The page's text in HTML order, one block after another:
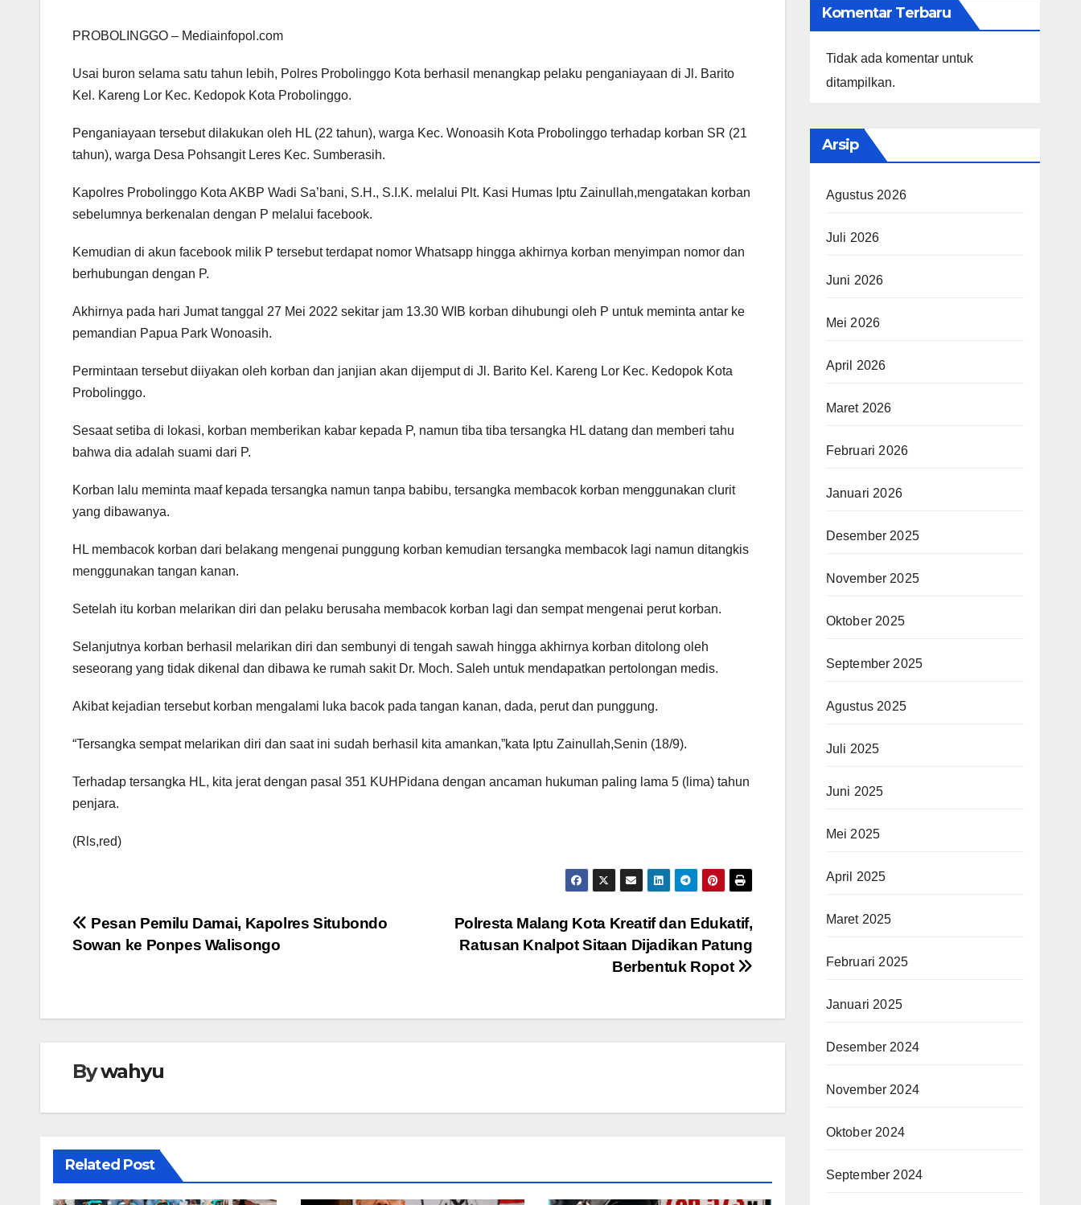
PROBOLINGGO – Mediainfopol.com
Usai buron selama satu tahun lebih, Polres Probolinggo Kota berhasil menangkap pelaku penganiayaan di Jl. Barito
Kel. Kareng Lor Kec. Kedopok Kota Probolinggo.
Penganiayaan tersebut dilakukan oleh HL (22 tahun), warga Kec. Wonoasih Kota Probolinggo terhadap korban SR (21
tahun), warga Desa Pohsangit Leres Kec. Sumberasih.
Kapolres Probolinggo Kota AKBP Wadi Sa’bani, S.H., S.I.K. melalui Plt. Kasi Humas Iptu Zainullah,mengatakan korban
sebelumnya berkenalan dengan P melalui facebook.
Kemudian di akun facebook milik P tersebut terdapat nomor Whatsapp hingga akhirnya korban menyimpan nomor dan
berhubungan dengan P.
Akhirnya pada hari Jumat tanggal 27 Mei 2022 sekitar jam 13.30 WIB korban dihubungi oleh P untuk meminta antar ke
pemandian Papua Park Wonoasih.
Permintaan tersebut diiyakan oleh korban dan janjian akan dijemput di Jl. Barito Kel. Kareng Lor Kec. Kedopok Kota
Probolinggo.
Sesaat setiba di lokasi, korban memberikan kabar kepada P, namun tiba tiba tersangka HL datang dan memberi tahu
bahwa dia adalah suami dari P.
Korban lalu meminta maaf kepada tersangka namun tanpa babibu, tersangka membacok korban menggunakan clurit
yang dibawanya.
HL membacok korban dari belakang mengenai punggung korban kemudian tersangka membacok lagi namun ditangkis
menggunakan tangan kanan.
Setelah itu korban melarikan diri dan pelaku berusaha membacok korban lagi dan sempat mengenai perut korban.
Selanjutnya korban berhasil melarikan diri dan sembunyi di tengah sawah hingga akhirnya korban ditolong oleh
seseorang yang tidak dikenal dan dibawa ke rumah sakit Dr. Moch. Saleh untuk mendapatkan pertolongan medis.
Akibat kejadian tersebut korban mengalami luka bacok pada tangan kanan, dada, perut dan punggung.
“Tersangka sempat melarikan diri dan saat ini sudah berhasil kita amankan,”kata Iptu Zainullah,Senin (18/9).
Terhadap tersangka HL, kita jerat dengan pasal 351 KUHPidana dengan ancaman hukuman paling lama 5 (lima) tahun
penjara.
(Rls,red)
Navigasi
Polresta Malang Kota Kreatif dan Edukatif,
Ratusan Knalpot Sitaan Dijadikan Patung
Berbentuk Ropot
Pesan Pemilu Damai, Kapolres Situbondo
Sowan ke Ponpes Walisongo
Bywahyu
Related Post
Komentar Terbaru
Tidak ada komentar untuk
ditampilkan.
Arsip
Agustus 2026
Juli 2026
Juni 2026
Mei 2026
April 2026
Maret 2026
Februari 2026
Januari 2026
Desember 2025
November 2025
Oktober 2025
September 2025
Agustus 2025
Juli 2025
Juni 2025
Mei 2025
April 2025
Maret 2025
Februari 2025
Januari 2025
Desember 2024
November 2024
Oktober 2024
September 2024